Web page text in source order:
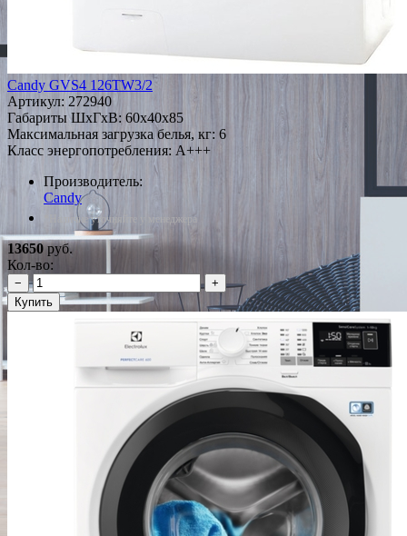
Candy GVS4 126TW3/2
Артикул: 272940
Габариты ШxГxВ: 60x40x85
Максимальная загрузка белья, кг: 6
Класс энергопотребления: A+++
Производитель:
Candy
*Наличие уточняйте у менеджера
13650руб.
Кол-во:
−
+
Купить